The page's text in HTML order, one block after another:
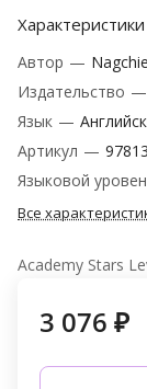
Характеристики
Автор —
Издательство —
Язык —
Артикул —
Языковой
Все
Academy Stars
3 076 ₽